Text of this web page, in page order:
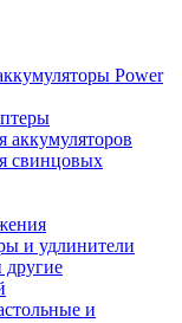
Power
аккумуляторов
свинцовых
и удлинители
и